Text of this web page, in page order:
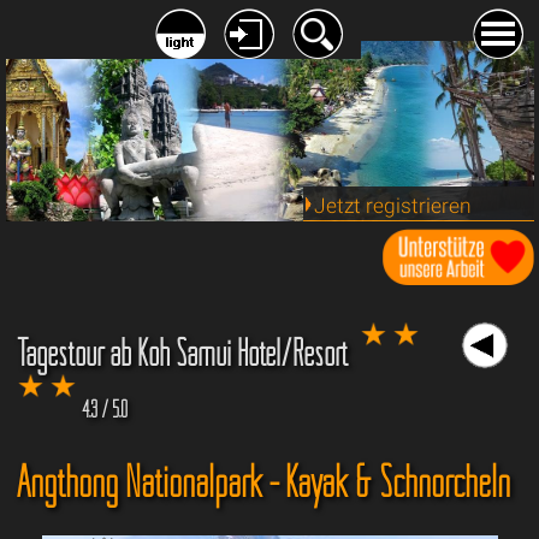
Jetzt registrieren
Tagestour ab Koh Samui Hotel/Resort
4.3 / 5.0
Angthong Nationalpark - Kayak & Schnorcheln